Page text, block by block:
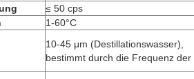
≤ 50 cps
1-60°C
10-45 μm (Destillationswasser),
bestimmt durch die Frequenz der